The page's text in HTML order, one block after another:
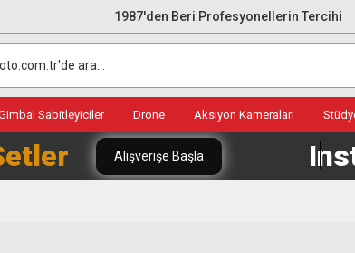
1987'den Beri Profesyonellerin Tercihi
Sabitleyiciler Drone Aksiyon Kameraları
Alışverişe Başla